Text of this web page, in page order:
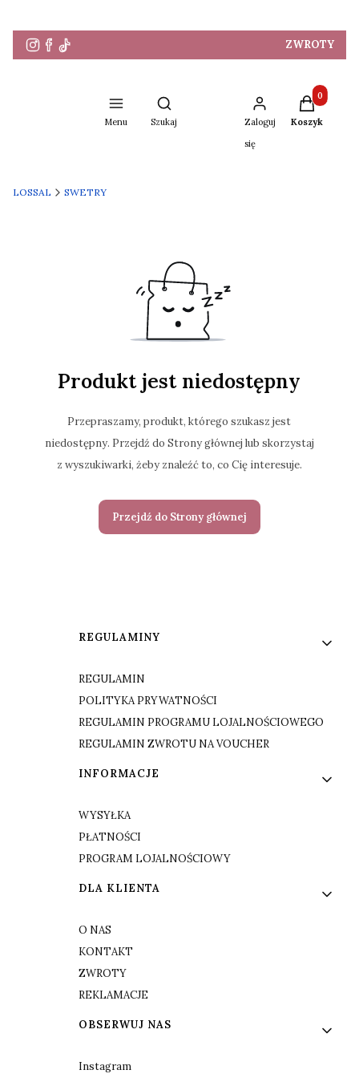
ZWROTY
Menu
Otwórz wyszukiwarkę
Szukaj
Zaloguj
się
Produkty
Koszyk
LOSSAL SWETRY
Produkt jest niedostępny
Przepraszamy, produkt, którego szukasz jest
niedostępny. Przejdź do Strony głównej lub skorzystaj
z wyszukiwarki, żeby znaleźć to, co Cię interesuje.
Przejdź do Strony głównej
Linki w stopce
REGULAMINY
REGULAMIN
POLITYKA PRYWATNOŚCI
REGULAMIN PROGRAMU LOJALNOŚCIOWEGO
REGULAMIN ZWROTU NA VOUCHER
INFORMACJE
WYSYŁKA
PŁATNOŚCI
PROGRAM LOJALNOŚCIOWY
DLA KLIENTA
O NAS
KONTAKT
ZWROTY
REKLAMACJE
OBSERWUJ NAS
Instagram